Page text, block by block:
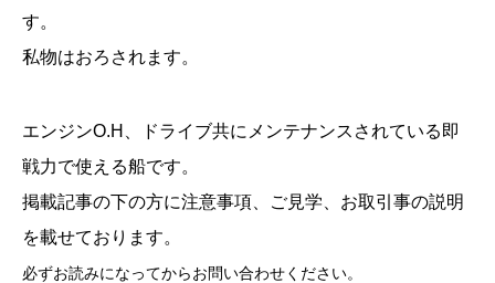
す。
私物はおろされます。
エンジンO.H、ドライブ共にメンテナンスされている即
戦力で使える船です。
掲載記事の下の方に注意事項、ご見学、お取引事の説明
を載せております。
必ずお読みになってからお問い合わせください。